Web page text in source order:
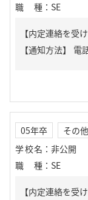
職種 ： SE
【内定連絡を受け
【通知方法】
電
05年卒 その他
学校名 ： 非公開
職種 ： SE
【内定連絡を受け